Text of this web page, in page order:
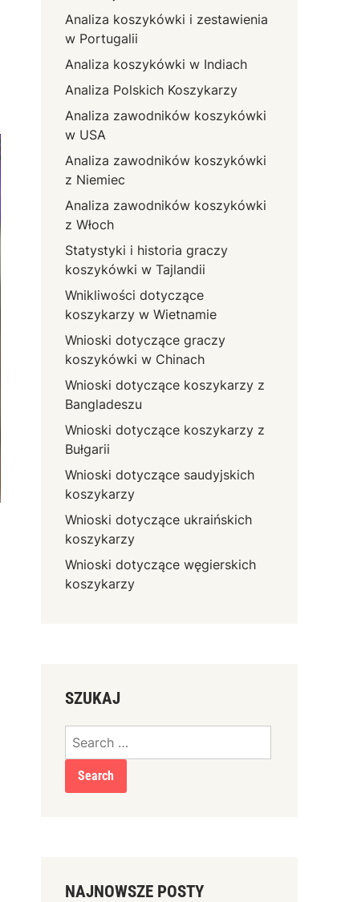
Analiza koszykówki i zestawienia
w Portugalii
Analiza koszykówki w Indiach
Analiza Polskich Koszykarzy
Analiza zawodników koszykówki
w USA
Analiza zawodników koszykówki
z Niemiec
Analiza zawodników koszykówki
z Włoch
Statystyki i historia graczy
koszykówki w Tajlandii
Wnikliwości dotyczące
koszykarzy w Wietnamie
Wnioski dotyczące graczy
koszykówki w Chinach
Wnioski dotyczące koszykarzy z
Bangladeszu
Wnioski dotyczące koszykarzy z
Bułgarii
Wnioski dotyczące saudyjskich
koszykarzy
Wnioski dotyczące ukraińskich
koszykarzy
Wnioski dotyczące węgierskich
koszykarzy
SZUKAJ
Search
NAJNOWSZE POSTY